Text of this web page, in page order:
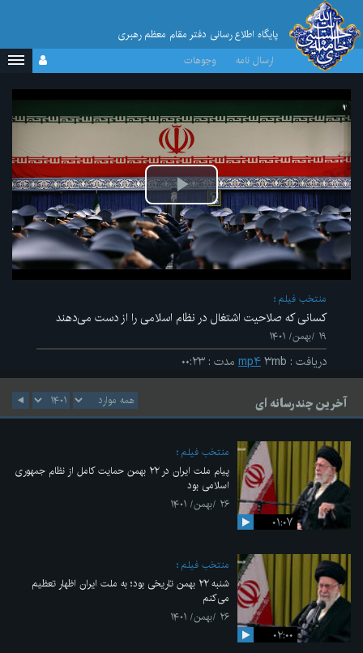
پایگاه اطلاع رسانی دفتر مقام معظم رهبری
ارسال نامه
وجوهات
پخش
ویدیو
منتخب فیلم
کسانی که صلاحیت اشتغال در نظام اسلامی را از دست می‌دهند
۱۹ /بهمن/ ۱۴۰۱
دریافت : mp۴۳mb مدت : ۰۰:۲۳
آخرین چندرسانه ای
۰۱:۰۷
منتخب فیلم
پیام ملت ایران در ۲۲ بهمن حمایت کامل از نظام جمهوری
اسلامی بود
۲۶ /بهمن/ ۱۴۰۱
۰۲:۰۰
منتخب فیلم
شنبه ۲۲ بهمن تاریخی بود؛ به ملت ایران اظهار تعظیم
می‌کنم
۲۶ /بهمن/ ۱۴۰۱